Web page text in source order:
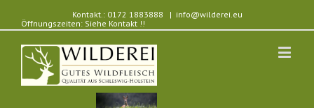
Kontakt.: 0172 1883888
Öffnungszeiten: Siehe Kontakt !!
| info@wilderei.eu